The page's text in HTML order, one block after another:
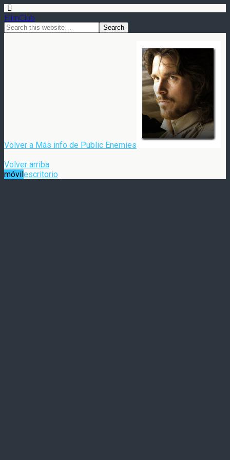
FilmClub
Volver a Más info de Public Enemies
Volver arriba
móvilescritorio